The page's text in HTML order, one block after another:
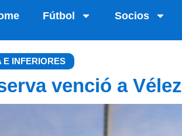
Fútbol Socios
E INFERIORES
venció a Vélez